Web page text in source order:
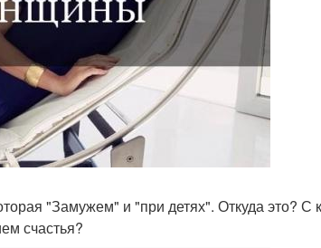
"Замужем" и "при детях". Откуда это? С
счастья?